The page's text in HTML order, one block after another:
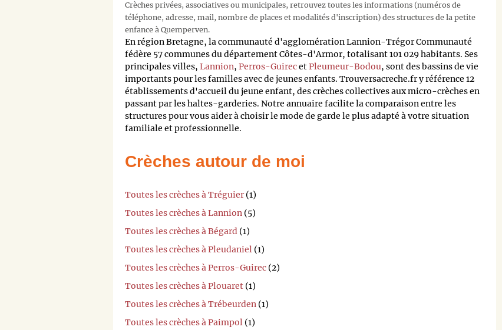
Crèches privées, associatives ou municipales, retrouvez toutes les informations (numéros de
téléphone, adresse, mail, nombre de places et modalités d'inscription) des structures de la petite
enfance à Quemperven.
En région Bretagne, la communauté d'agglomération Lannion-Trégor Communauté
fédère 57 communes du département Côtes-d'Armor, totalisant 101 029 habitants. Ses
principales villes, Lannion, Perros-GuirecetPleumeur-Bodou, sont des bassins de vie
importants pour les familles avec de jeunes enfants. Trouversacreche.fr y référence 12
établissements d'accueil du jeune enfant, des crèches collectives aux micro-crèches en
passant par les haltes-garderies. Notre annuaire facilite la comparaison entre les
structures pour vous aider à choisir le mode de garde le plus adapté à votre situation
familiale et professionnelle.
Crèches autour de moi
Toutes les crèches à Tréguier (1)
Toutes les crèches à Lannion (5)
Toutes les crèches à Bégard (1)
Toutes les crèches à Pleudaniel (1)
Toutes les crèches à Perros-Guirec (2)
Toutes les crèches à Plouaret (1)
Toutes les crèches à Trébeurden (1)
Toutes les crèches à Paimpol (1)